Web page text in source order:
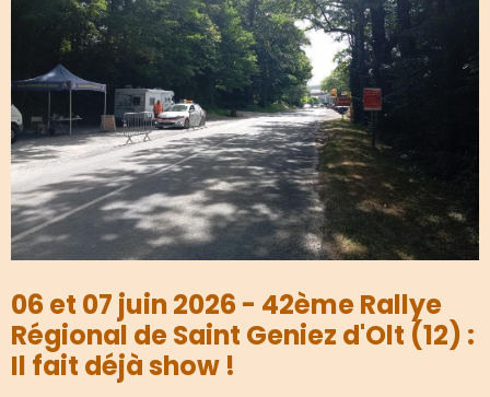
06 et 07 juin 2026 - 42ème Rallye
Régional de Saint Geniez d'Olt (12) :
Il fait déjà show !